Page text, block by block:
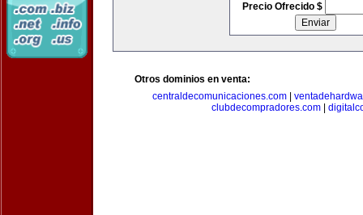
Precio Ofrecido $
Otros dominios en venta:
centraldecomunicaciones.com
clubdecompradores.com